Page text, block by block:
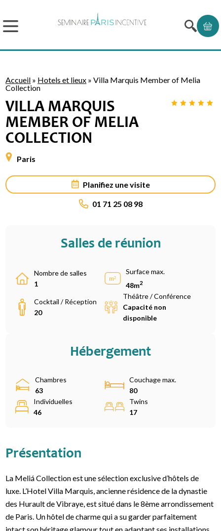
Accueil » Hotels et lieux »Villa Marquis Member of Melia
Collection
VILLA MARQUIS
MEMBER OF MELIA
COLLECTION
Paris
Planifiez une visite
01 71 25 08 98
Salles de réunion
Nombre de salles
1
Surface max.
48m2
Cocktail / Réception
20
Théâtre / Conférence
Capacité non
disponible
Hébergement
Chambres
63
Couchage max.
80
Individuelles
46
Twins
17
Présentation
La Meliá Collection est une sélection exclusive d’hôtels de
luxe. L’Hotel Villa Marquis, ancienne résidence de la dynastie
des Hurault de Vibraye, est situé dans le 8ème arrondissement
de Paris. Un hôtel de charme qui a su garder parfaitement
intact son héritage glamour tout en adaptant ses installations